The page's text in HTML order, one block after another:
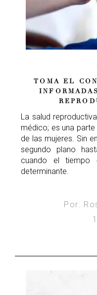
TOMA EL
La salud
médico; es una
de las mujeres. Sin
segundo plano
cuando el
determinante.
Por: